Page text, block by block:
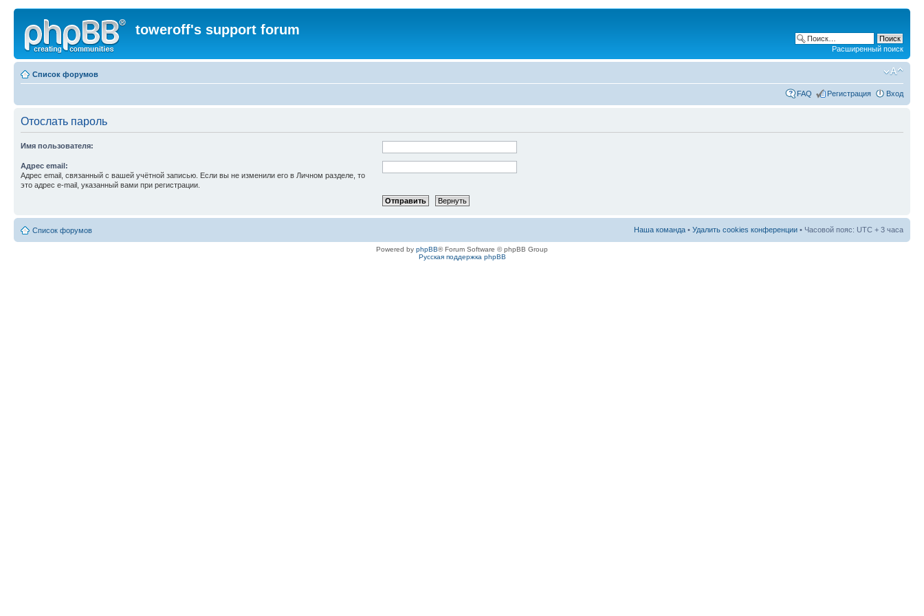
toweroff's support forum
Расширенный поиск
Список форумов
FAQ Регистрация Вход
Отослать пароль
Имя пользователя:
Адрес email:
Адрес email, связанный с вашей учётной записью. Если вы не изменили его в Личном разделе, то
это адрес e-mail, указанный вами при регистрации.
Список форумов Наша команда • Удалить cookies конференции • Часовой пояс: UTC + 3 часа
Powered by phpBB® Forum Software © phpBB Group
Русская поддержка phpBB